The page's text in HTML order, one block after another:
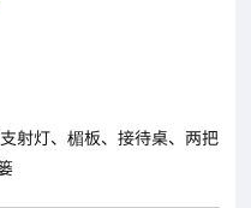
射灯、楣板、接待桌、两把